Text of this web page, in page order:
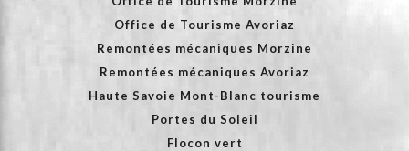
Office de Tourisme Avoriaz
Remontées mécaniques Morzine
Remontées mécaniques Avoriaz
Haute Savoie Mont-Blanc tourisme
Portes du Soleil
Flocon vert